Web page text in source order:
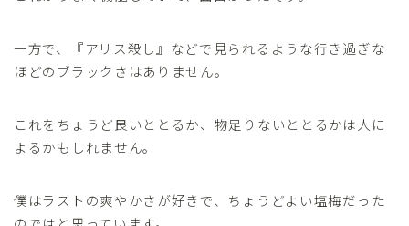
一方で、『アリス殺し』などで見られるような行き過ぎな
ほどのブラックさはありません。
これをちょうど良いととるか、物足りないととるかは人に
よるかもしれません。
僕はラストの爽やかさが好きで、ちょうどよい塩梅だった